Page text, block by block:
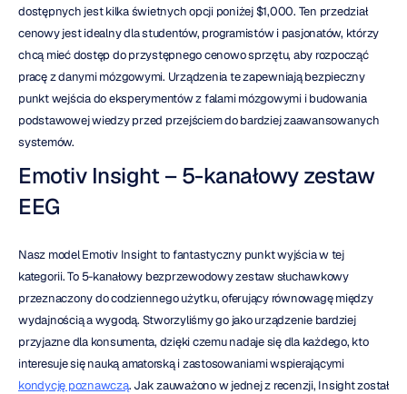
dostępnych jest kilka świetnych opcji poniżej $1,000. Ten przedział
cenowy jest idealny dla studentów, programistów i pasjonatów, którzy
chcą mieć dostęp do przystępnego cenowo sprzętu, aby rozpocząć
pracę z danymi mózgowymi. Urządzenia te zapewniają bezpieczny
punkt wejścia do eksperymentów z falami mózgowymi i budowania
podstawowej wiedzy przed przejściem do bardziej zaawansowanych
systemów.
Emotiv Insight – 5-kanałowy zestaw
EEG
Nasz model Emotiv Insight to fantastyczny punkt wyjścia w tej
kategorii. To 5-kanałowy bezprzewodowy zestaw słuchawkowy
przeznaczony do codziennego użytku, oferujący równowagę między
wydajnością a wygodą. Stworzyliśmy go jako urządzenie bardziej
przyjazne dla konsumenta, dzięki czemu nadaje się dla każdego, kto
interesuje się nauką amatorską i zastosowaniami wspierającymi
kondycję poznawczą. Jak zauważono w jednej z recenzji, Insight został